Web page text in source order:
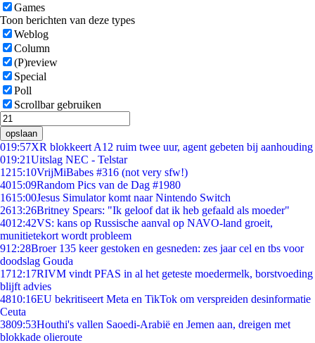
Games
Toon berichten van deze types
Weblog
Column
(P)review
Special
Poll
Scrollbar gebruiken
opslaan
019:57XR blokkeert A12 ruim twee uur, agent gebeten bij aanhouding
019:21Uitslag NEC - Telstar
1215:10VrijMiBabes #316 (not very sfw!)
4015:09Random Pics van de Dag #1980
1615:00Jesus Simulator komt naar Nintendo Switch
2613:26Britney Spears: "Ik geloof dat ik heb gefaald als moeder"
4012:42VS: kans op Russische aanval op NAVO-land groeit,
munitietekort wordt probleem
912:28Broer 135 keer gestoken en gesneden: zes jaar cel en tbs voor
doodslag Gouda
1712:17RIVM vindt PFAS in al het geteste moedermelk, borstvoeding
blijft advies
4810:16EU bekritiseert Meta en TikTok om verspreiden desinformatie
Ceuta
3809:53Houthi's vallen Saoedi-Arabië en Jemen aan, dreigen met
blokkade olieroute